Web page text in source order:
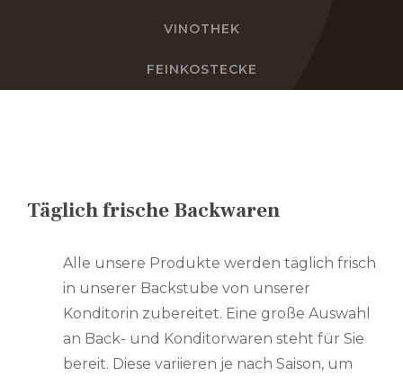
EN
VINOTHEK
FEINKOSTECKE
Täglich frische Backwaren
Alle unsere Produkte werden täglich frisch
in unserer Backstube von unserer
Konditorin zubereitet. Eine große Auswahl
an Back- und Konditorwaren steht für Sie
bereit. Diese variieren je nach Saison, um